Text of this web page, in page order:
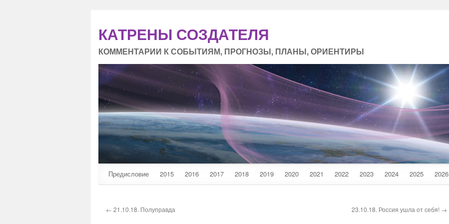
КАТРЕНЫ СОЗДАТЕЛЯ
КОММЕНТАРИИ К СОБЫТИЯМ, ПРОГНОЗЫ, ПЛАНЫ, ОРИЕНТИРЫ
Предисловие 2015 2016 2017 2018 2019 2020 2021 2022 2023 2024 2025 2026
← 21.10.18. Полуправда 23.10.18. Россия ушла от себя! →